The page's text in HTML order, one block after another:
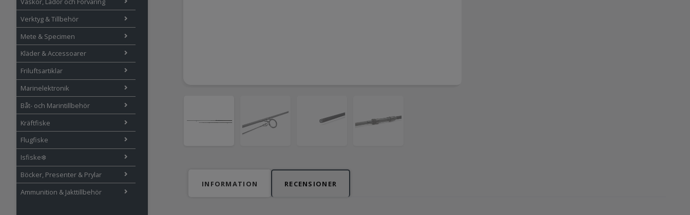
Verktyg & Tillbehör
Mete & Specimen
Kläder & Accessoarer
Friluftsartiklar
Marinelektronik
Båt- och Marintillbehör
Kräftfiske
Flugfiske
Isfiske❄️
Böcker, Presenter & Prylar
Ammunition & Jakttillbehör
INFORMATION RECENSIONER